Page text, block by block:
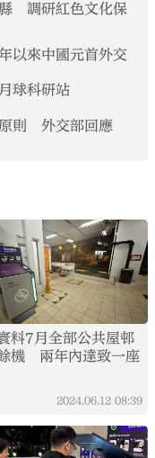
調研紅色文化保
以來中國元首外交
球科研站
原則 外交部回應
料7月全部公共屋邨
機 兩年內達致一座
2024.06.12 08:39